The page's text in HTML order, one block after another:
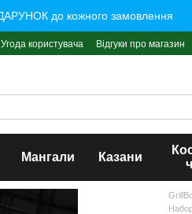
до кожного замовлення
Угода користувача Відгуки про магазин
Мангали Казани